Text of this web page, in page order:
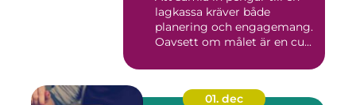
lagkassa kräver både
planering och engagemang.
Oavsett om målet är en cu...
01. dec